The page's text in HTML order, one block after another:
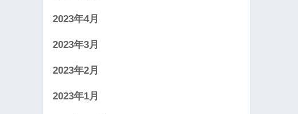
2023年4月
2023年3月
2023年2月
2023年1月